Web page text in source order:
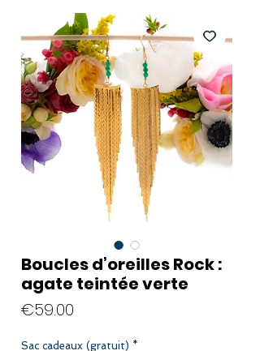
Boucles d’oreilles Rock :
agate teintée verte
€59.00
Sac cadeaux (gratuit) *